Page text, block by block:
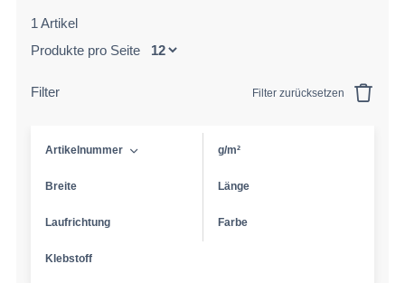
1 Artikel
Produkte pro Seite
Filter Filter zurücksetzen
Artikelnummer g/m²
Breite Länge
Laufrichtung Farbe
Klebstoff